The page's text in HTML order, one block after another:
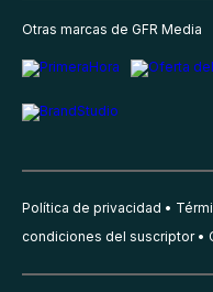
Otras marcas de GFR Media
Política de privacidad
condiciones del suscriptor